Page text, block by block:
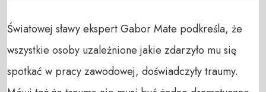
Światowej sławy ekspert Gabor Mate podkreśla, że
wszystkie osoby uzależnione jakie zdarzyło mu się
spotkać w pracy zawodowej, doświadczyły traumy.